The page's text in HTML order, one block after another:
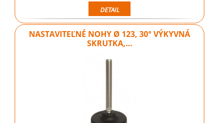
DETAIL
NASTAVITEĽNÉ NOHY Ø 123, 30° VÝKYVNÁ
SKRUTKA,…